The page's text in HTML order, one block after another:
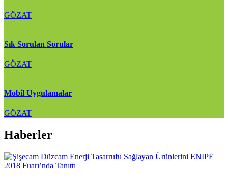
GÖZAT
Sık Sorulan Sorular
GÖZAT
Mobil Uygulamalar
GÖZAT
Haberler